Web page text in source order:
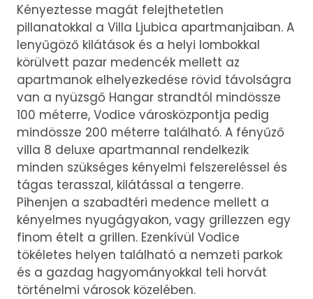
Kényeztesse magát felejthetetlen
pillanatokkal a Villa Ljubica apartmanjaiban. A
lenyűgöző kilátások és a helyi lombokkal
körülvett pazar medencék mellett az
apartmanok elhelyezkedése rövid távolságra
van a nyüzsgő Hangar strandtól mindössze
100 méterre, Vodice városközpontja pedig
mindössze 200 méterre található. A fényűző
villa 8 deluxe apartmannal rendelkezik
minden szükséges kényelmi felszereléssel és
tágas terasszal, kilátással a tengerre.
Pihenjen a szabadtéri medence mellett a
kényelmes nyugágyakon, vagy grillezzen egy
finom ételt a grillen. Ezenkívül Vodice
tökéletes helyen található a nemzeti parkok
és a gazdag hagyományokkal teli horvát
történelmi városok közelében.